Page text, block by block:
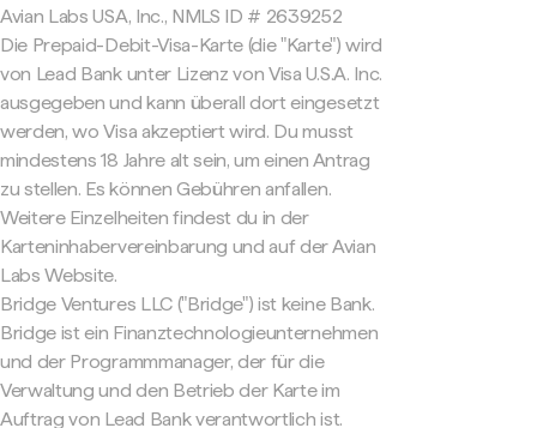
Avian Labs USA, Inc., NMLS ID # 2639252
Die Prepaid-Debit-Visa-Karte (die "Karte") wird
von Lead Bank unter Lizenz von Visa U.S.A. Inc.
ausgegeben und kann überall dort eingesetzt
werden, wo Visa akzeptiert wird. Du musst
mindestens 18 Jahre alt sein, um einen Antrag
zu stellen. Es können Gebühren anfallen.
Weitere Einzelheiten findest du in der
Karteninhabervereinbarung und auf der Avian
Labs Website.
Bridge Ventures LLC ("Bridge") ist keine Bank.
Bridge ist ein Finanztechnologieunternehmen
und der Programmmanager, der für die
Verwaltung und den Betrieb der Karte im
Auftrag von Lead Bank verantwortlich ist.